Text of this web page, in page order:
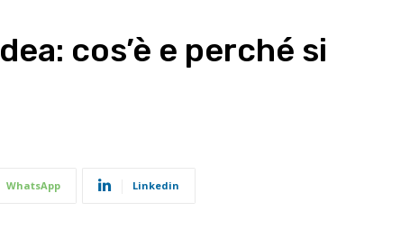
cos’è e perché si
WhatsApp Linkedin